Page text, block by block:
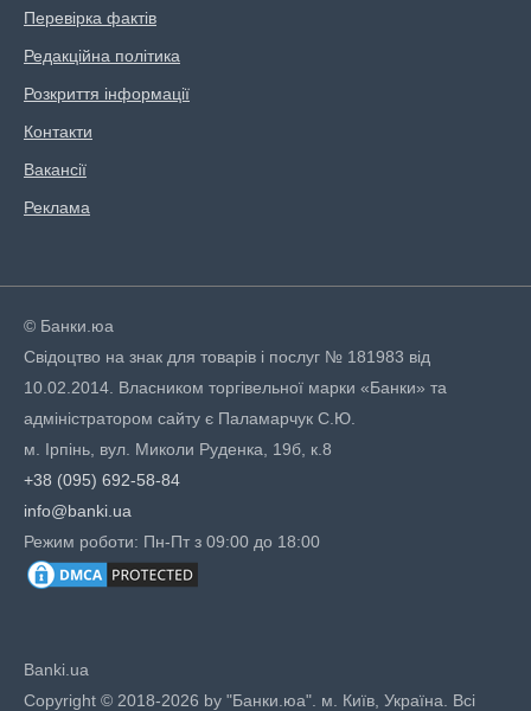
Перевірка фактів
Редакційна політика
Розкриття інформації
Контакти
Вакансії
Реклама
© Банки.юа
Свідоцтво на знак для товарів і послуг № 181983 від
10.02.2014. Власником торгівельної марки «Банки» та
адміністратором сайту є Паламарчук С.Ю.
м. Ірпінь, вул. Миколи Руденка, 19б, к.8
+38 (095) 692-58-84
info@banki.ua
Режим роботи: Пн-Пт з 09:00 до 18:00
Banki.ua
Copyright © 2018-2026 by "Банки.юа". м. Київ, Україна. Всі